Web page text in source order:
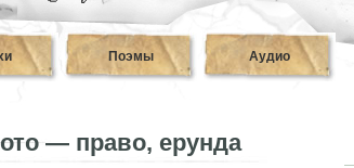
Поэмы Аудио
— право, ерунда